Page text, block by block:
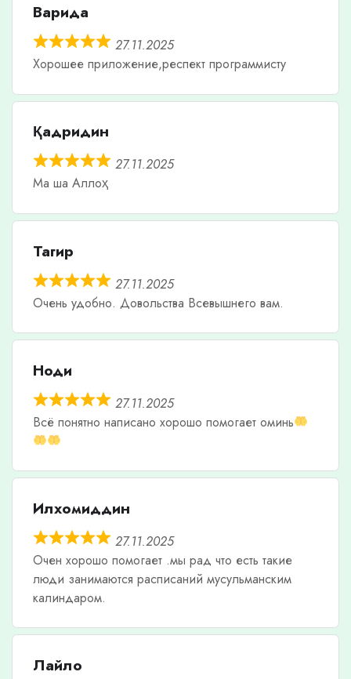
Варида
27.11.2025
Хорошее приложение,респект программисту
Қадридин
27.11.2025
Ма ша Аллоҳ
Тагир
27.11.2025
Очень удобно. Довольства Всевышнего вам.
Ноди
27.11.2025
Всë понятно написано хорошо помогает оминь
Илхомиддин
27.11.2025
Очен хорошо помогает .мы рад что есть такие
люди занимаются расписаний мусульманским
калиндаром.
Лайло